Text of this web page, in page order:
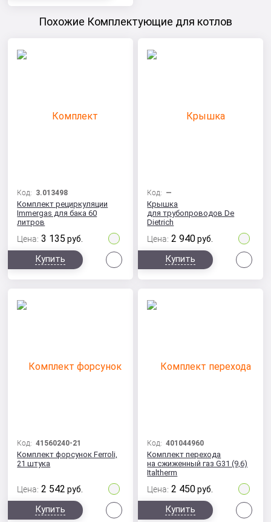
Похожие Комплектующие для котлов
Код: 3.013498
Комплект рециркуляции
Immergas для бака 60
литров
Цена: 3 135 руб.
Купить
Код: —
Крышка
для трубопроводов De
Dietrich
Цена: 2 940 руб.
Купить
Код:41560240-21
Комплект форсунок Ferroli,
21 штука
Цена: 2 542 руб.
Купить
Код:401044960
Комплект перехода
на сжиженный газ G31 (9,6)
Italtherm
Цена: 2 450 руб.
Купить